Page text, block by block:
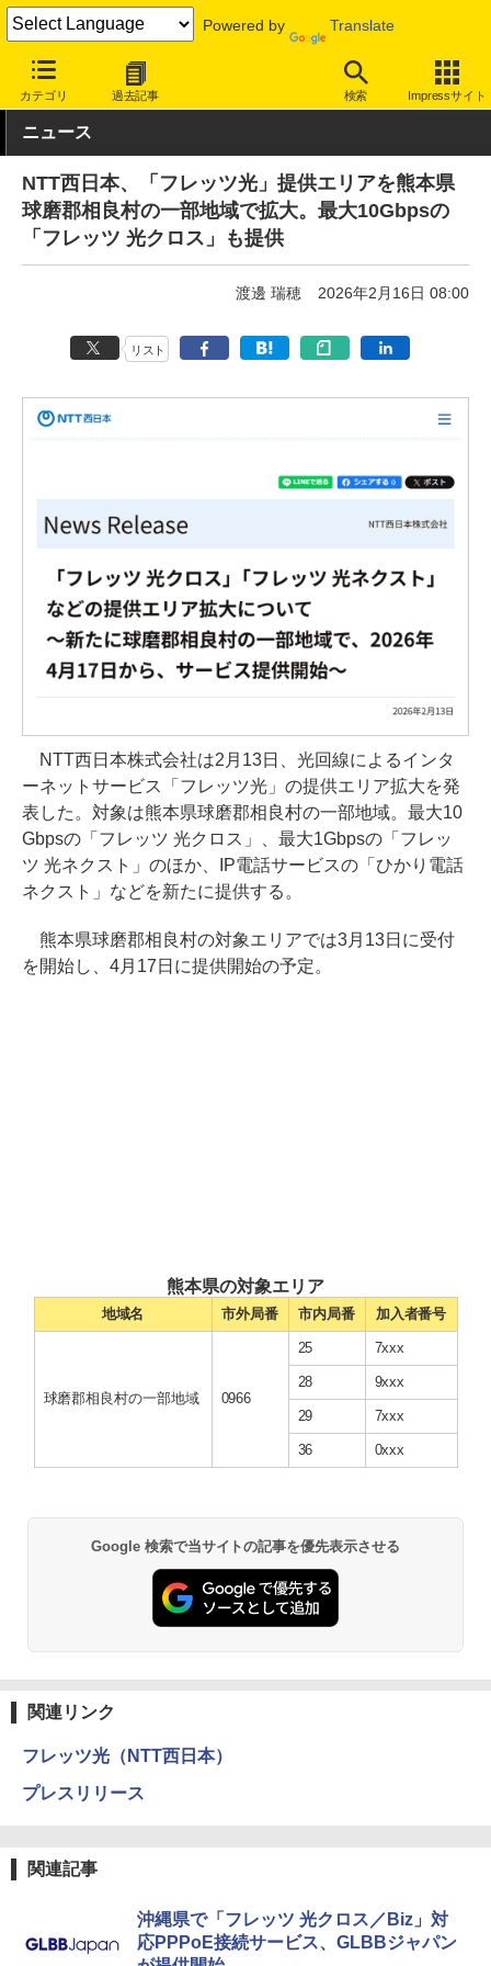
Powered by Translate
カテゴリ 過去記事 検索 Impressサイト
INTERNET Watch サービス/ソフト 固定回線
ニュース
NTT西日本、「フレッツ光」提供エリアを熊本県
球磨郡相良村の一部地域で拡大。最大10Gbpsの
「フレッツ 光クロス」も提供
渡邊 瑞穂 2026年2月16日 08:00
リスト
NTT西日本株式会社は2月13日、光回線によるインタ
ーネットサービス「フレッツ光」の提供エリア拡大を発
表した。対象は熊本県球磨郡相良村の一部地域。最大10
Gbpsの「フレッツ 光クロス」、最大1Gbpsの「フレッ
ツ 光ネクスト」のほか、IP電話サービスの「ひかり電話
ネクスト」などを新たに提供する。
熊本県球磨郡相良村の対象エリアでは3月13日に受付
を開始し、4月17日に提供開始の予定。
熊本県の対象エリア
地域名 市外局番 市内局番 加入者番号
球磨郡相良村の一部地域 0966
25 7xxx
28 9xxx
29 7xxx
36 0xxx
Google 検索で当サイトの記事を優先表示させる
関連リンク
フレッツ光（NTT西日本）
プレスリリース
関連記事
沖縄県で「フレッツ 光クロス／Biz」対
応PPPoE接続サービス、GLBBジャパン